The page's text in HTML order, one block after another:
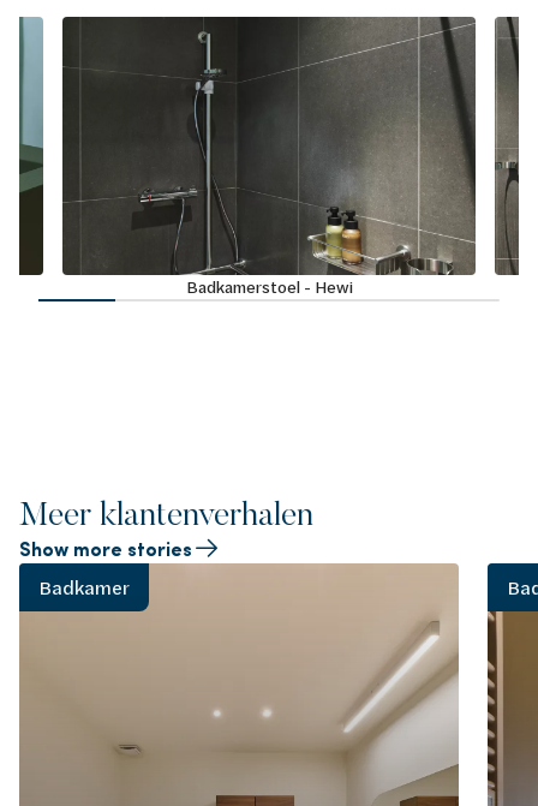
Badkamerstoel - Hewi
Meer klantenverhalen
Show more stories
Badkamer